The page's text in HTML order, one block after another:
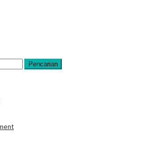
Pencarian